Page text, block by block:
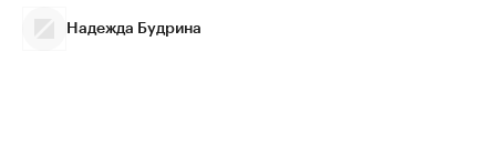
Надежда Будрина